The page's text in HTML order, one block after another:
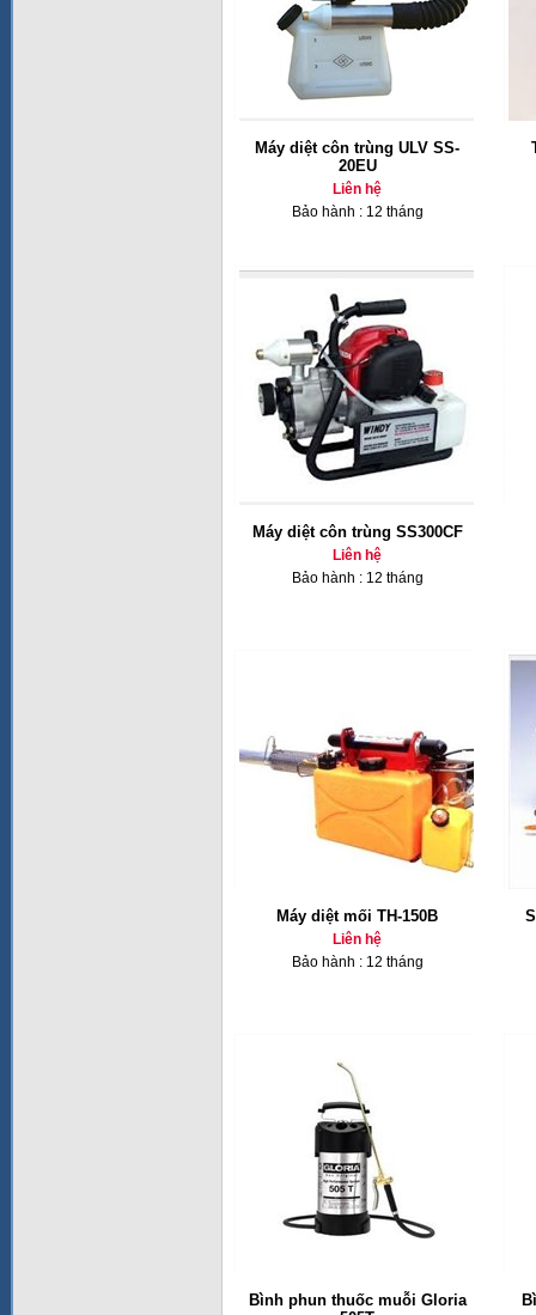
Máy diệt côn trùng ULV SS-
20EU
Liên hệ
Bảo hành : 12 tháng
Máy diệt côn trùng SS300CF
Liên hệ
Bảo hành : 12 tháng
Máy diệt mối TH-150B
Liên hệ
Bảo hành : 12 tháng
Bình phun thuốc muỗi Gloria